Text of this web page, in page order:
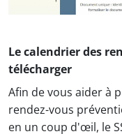
Le calendrier des
télécharger
Afin de vous aider à
rendez-vous
en un coup d'œil, le